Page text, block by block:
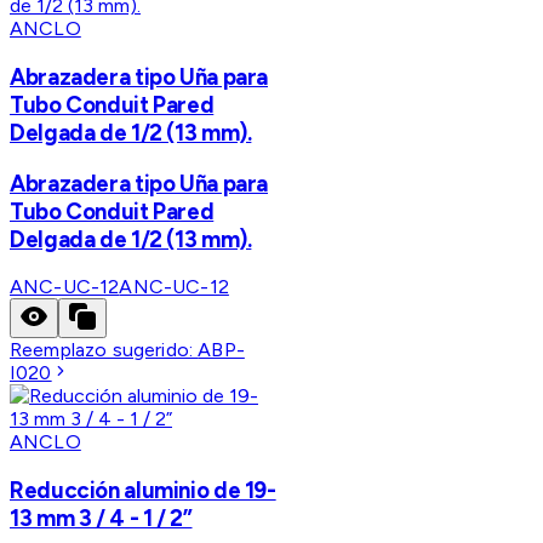
ANCLO
Abrazadera tipo Uña para
Tubo Conduit Pared
Delgada de 1/2 (13 mm).
Abrazadera tipo Uña para
Tubo Conduit Pared
Delgada de 1/2 (13 mm).
ANC-UC-12ANC-UC-12
Reemplazo sugerido:ABP-
I020
ANCLO
Reducción aluminio de 19-
13 mm 3 / 4 - 1 / 2”